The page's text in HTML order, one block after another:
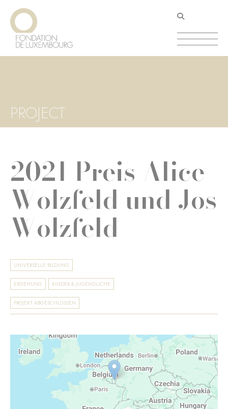
Direkt
zum
Inhalt
PROJECT
2021 Preis Alice
Wolzfeld und Jos
Wolzfeld
UNIVERSELLE BILDUNG
ERZIEHUNG KINDER & JUGENDLICHE
PROJEKT ABGESCHLOSSEN
Cookie-Einstellungen